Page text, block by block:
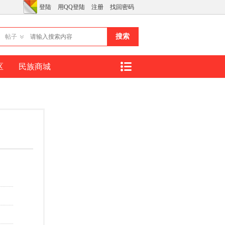
登陆 用QQ登陆 注册 找回密码
帖子 搜索
民族商城